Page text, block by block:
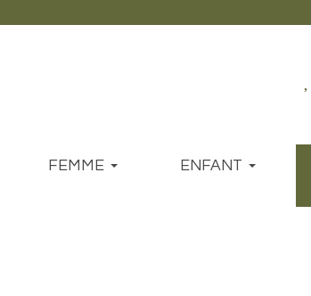
FEMME ENFANT